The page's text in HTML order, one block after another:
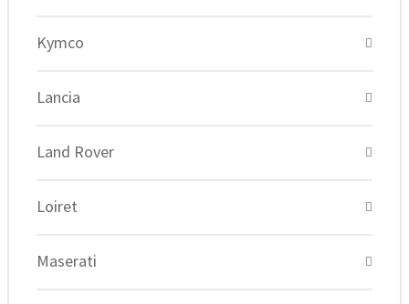
Kymco
Lancia
Land Rover
Loiret
Maserati